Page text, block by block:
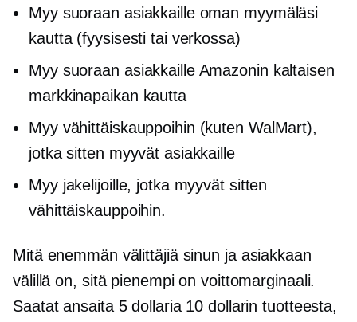
Myy suoraan asiakkaille oman myymäläsi
kautta (fyysisesti tai verkossa)
Myy suoraan asiakkaille Amazonin kaltaisen
markkinapaikan kautta
Myy vähittäiskauppoihin (kuten WalMart),
jotka sitten myyvät asiakkaille
Myy jakelijoille, jotka myyvät sitten
vähittäiskauppoihin.
Mitä enemmän välittäjiä sinun ja asiakkaan
välillä on, sitä pienempi on voittomarginaali.
Saatat ansaita 5 dollaria 10 dollarin tuotteesta,